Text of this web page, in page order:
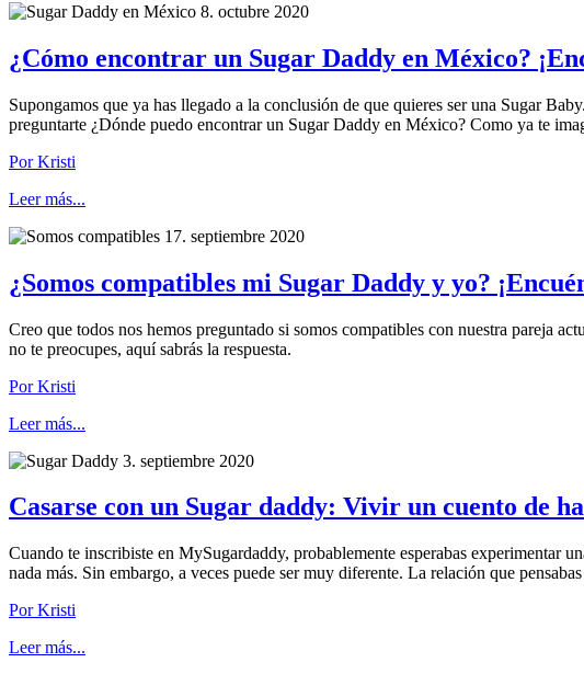
8. octubre 2020
¿Cómo encontrar un Sugar Daddy en México?
Supongamos que ya has llegado a la conclusión de que quieres ser una Sugar
preguntarte ¿Dónde puedo encontrar un Sugar Daddy en México? Como ya te
Por Kristi
Leer más...
17. septiembre 2020
¿Somos compatibles mi Sugar Daddy y yo?
Creo que todos nos hemos preguntado si somos compatibles con nuestra pareja
no te preocupes, aquí sabrás la respuesta.
Por Kristi
Leer más...
3. septiembre 2020
Casarse con un Sugar daddy: Vivir un cuento de
Cuando te inscribiste en MySugardaddy, probablemente esperabas experimentar
nada más. Sin embargo, a veces puede ser muy diferente. La relación que
Por Kristi
Leer más...